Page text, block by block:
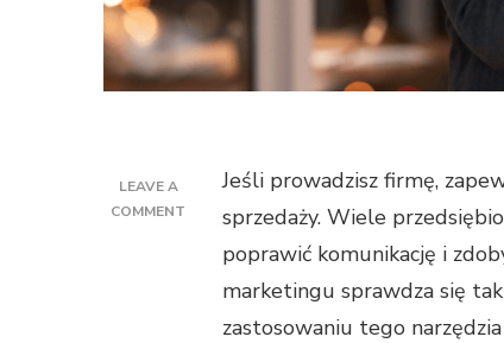
LEAVE A
COMMENT
AUTOMATION
Jeśli prowadzisz firmę,
sprzedaży. Wiele
poprawić komunikację i
marketingu sprawdza się
zastosowaniu tego